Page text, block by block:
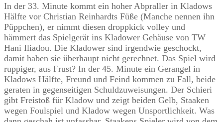
In der 33. Minute kommt ein hoher Abpraller in Kladows
Hälfte vor Christian Reinhardts Füße (Manche nennen ihn
Püppchen), er nimmt diesen droppkick volley und
hämmert das Spielgerät ins Kladower Gehäuse von TW
Hani Iliadou. Die Kladower sind irgendwie geschockt,
damit haben sie überhaupt nicht gerechnet. Das Spiel wird
ruppiger, aus Frust? In der 45. Minute ein Gerangel in
Kladows Hälfte, Freund und Feind kommen zu Fall, beide
geraten in gegenseitigen Schuldzuweisungen. Der Schieri
gibt Freistoß für Kladow und zeigt beiden Gelb, Staaken
wegen Foulspiel und Kladow wegen Unsportlichkeit. Was